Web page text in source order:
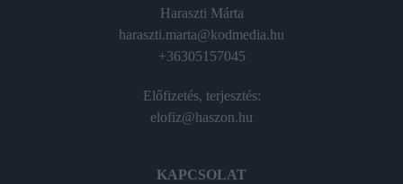
Haraszti Márta
haraszti.marta@kodmedia.hu
+36305157045
Előfizetés, terjesztés:
elofiz@haszon.hu
KAPCSOLAT